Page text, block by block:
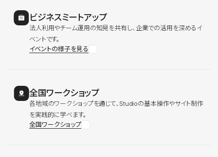
ビジネスミートアップ
法人利用やチーム運用の知見を共有し、企業での活用を深めるイ
ベントです。
イベントの様子を見る
全国ワークショップ
各地域のワークショップを通じて、Studioの基本操作やサイト制作
を実践的に学べます。
全国ワークショップ